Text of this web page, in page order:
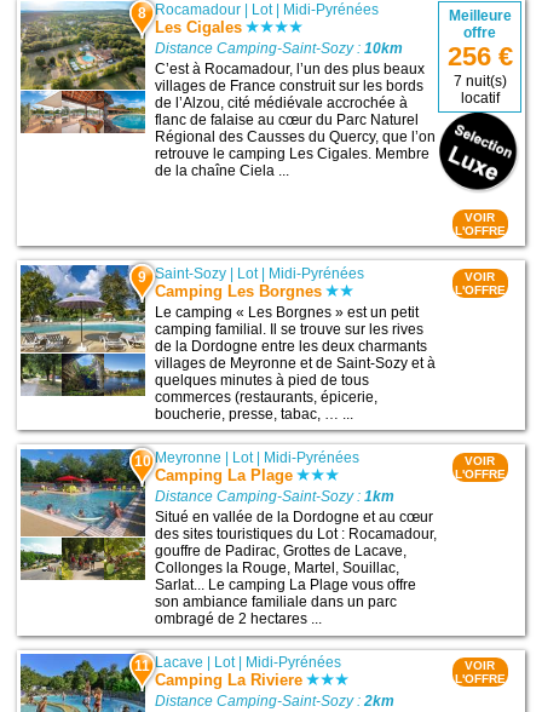
8 Rocamadour Lot| Midi-Pyrénées
Les Cigales
Distance Camping-Saint-Sozy :10km
C’est à Rocamadour, l’un des plus beaux
villages de France construit sur les bords
de l’Alzou, cité médiévale accrochée à
flanc de falaise au cœur du Parc Naturel
Régional des Causses du Quercy, que l’on
retrouve le camping Les Cigales. Membre
de la chaîne Ciela ...
Meilleure
offre
256 €
7 nuit(s)
locatif
VOIR
L'OFFRE
9 Saint-Sozy | Lot| Midi-Pyrénées
Camping Les Borgnes
Le camping « Les Borgnes » est un petit
camping familial. Il se trouve sur les rives
de la Dordogne entre les deux charmants
villages de Meyronne et de Saint-Sozy et à
quelques minutes à pied de tous
commerces (restaurants, épicerie,
boucherie, presse, tabac, … ...
VOIR
L'OFFRE
10 Meyronne Lot| Midi-Pyrénées
Camping La Plage
Distance Camping-Saint-Sozy :1km
Situé en vallée de la Dordogne et au cœur
des sites touristiques du Lot : Rocamadour,
gouffre de Padirac, Grottes de Lacave,
Collonges la Rouge, Martel, Souillac,
Sarlat... Le camping La Plage vous offre
son ambiance familiale dans un parc
ombragé de 2 hectares ...
VOIR
L'OFFRE
11 Lacave Lot| Midi-Pyrénées
Camping La Riviere
Distance Camping-Saint-Sozy :2km
VOIR
L'OFFRE